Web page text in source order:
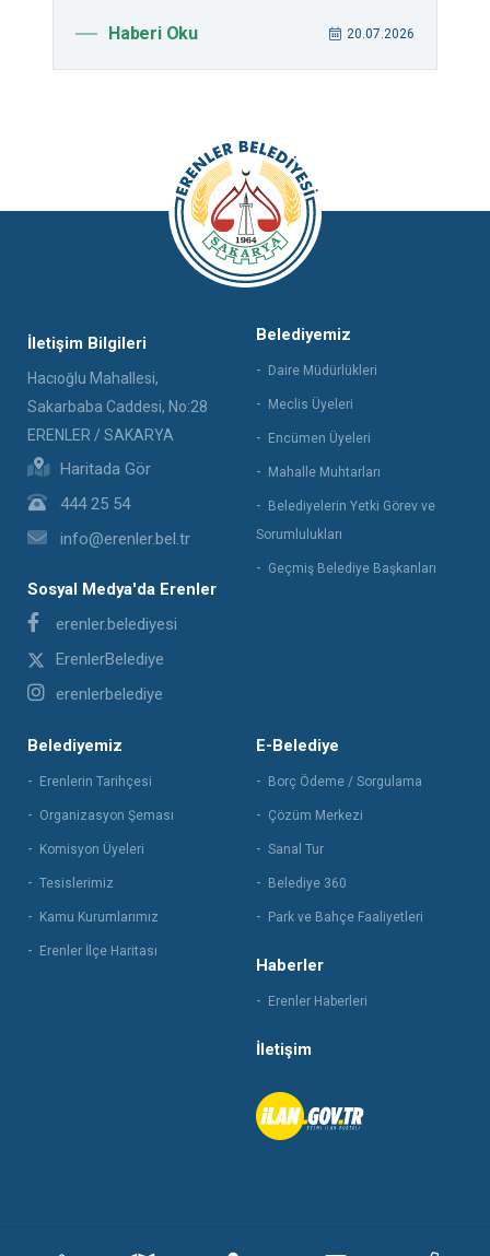
Haberi Oku 20.07.2026
İletişim Bilgileri
Hacıoğlu Mahallesi,
Sakarbaba Caddesi, No:28
ERENLER / SAKARYA
Haritada Gör
444 25 54
info@erenler.bel.tr
Sosyal Medya'da Erenler
erenler.belediyesi
ErenlerBelediye
erenlerbelediye
Belediyemiz
Daire Müdürlükleri
Meclis Üyeleri
Encümen Üyeleri
Mahalle Muhtarları
Belediyelerin Yetki Görev ve
Sorumlulukları
Geçmiş Belediye Başkanları
Belediyemiz
Erenlerin Tarihçesi
Organizasyon Şeması
Komisyon Üyeleri
Tesislerimiz
Kamu Kurumlarımız
Erenler İlçe Haritası
E-Belediye
Borç Ödeme / Sorgulama
Çözüm Merkezi
Sanal Tur
Belediye 360
Park ve Bahçe Faaliyetleri
Haberler
Erenler Haberleri
İletişim